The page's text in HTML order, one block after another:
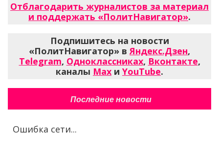
Отблагодарить журналистов за материал
и поддержать «ПолитНавигатор».
Подпишитесь на новости
«ПолитНавигатор» вЯндекс.Дзен,
Telegram, Одноклассниках, Вконтакте,
каналы Max и YouTube.
Последние новости
Ошибка сети...